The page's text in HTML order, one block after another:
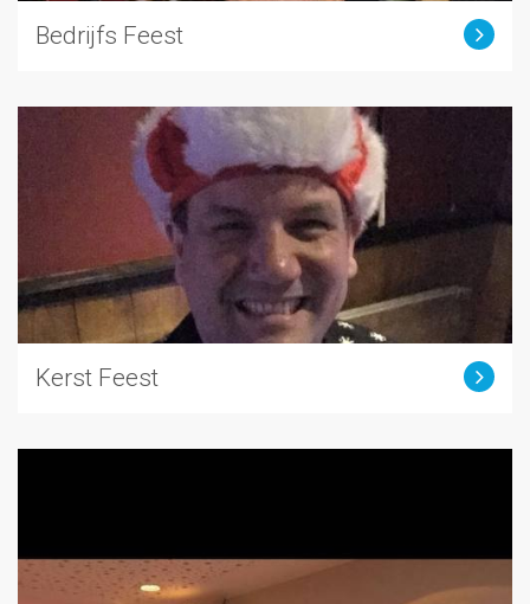
Bedrijfs Feest
Kerst Feest